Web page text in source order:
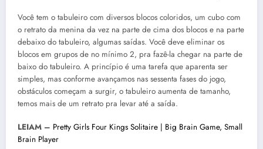
Você tem o tabuleiro com diversos blocos coloridos, um cubo com
o retrato da menina da vez na parte de cima dos blocos e na parte
debaixo do tabuleiro, algumas saídas. Você deve eliminar os
blocos em grupos de no mínimo 2, pra fazê-la chegar na parte de
baixo do tabuleiro. A princípio é uma tarefa que aparenta ser
simples, mas conforme avançamos nas sessenta fases do jogo,
obstáculos começam a surgir, o tabuleiro aumenta de tamanho,
temos mais de um retrato pra levar até a saída.
LEIAM – Pretty Girls Four Kings Solitaire | Big Brain Game, Small
Brain Player